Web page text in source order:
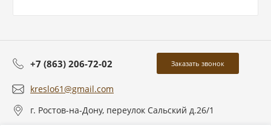
+7 (863) 206-72-02 Заказать звонок
kreslo61@gmail.com
г. Ростов-на-Дону, переулок Сальский д.26/1